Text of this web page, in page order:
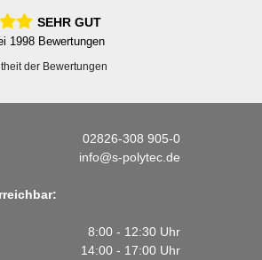
SEHR GUT
1998 Bewertungen
der Bewertungen
02826-308 905-0
info@s-polytec.de
8:00 - 12:30 Uhr
14:00 - 17:00 Uhr